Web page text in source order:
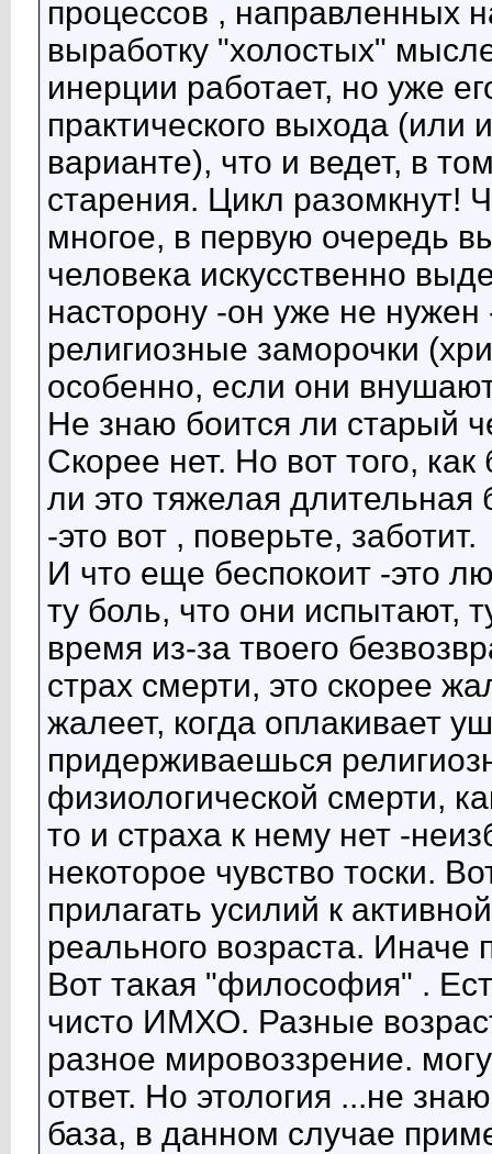
процессов , направленных
выработку "холостых"
инерции работает, но уже
практического выхода (или
варианте), что и ведет, в
старения. Цикл разомкнут!
многое, в первую очередь
человека искусственно
насторону -он уже не
религиозные заморочки
особенно, если они
Не знаю боится ли старый
Скорее нет. Но вот того,
ли это тяжелая
-это вот , поверьте, заботит.
И что еще беспокоит -это
ту боль, что они испытают,
время из-за твоего
страх смерти, это скорее
жалеет, когда оплакивает
придерживаешься
физиологической смерти,
то и страха к нему нет -
некоторое чувство тоски.
прилагать усилий к
реального возраста. Иначе
Вот такая "философия" .
чисто ИМХО. Разные
разное мировоззрение.
ответ. Но этология ...не
база, в данном случае